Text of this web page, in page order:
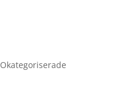
Okategoriserade